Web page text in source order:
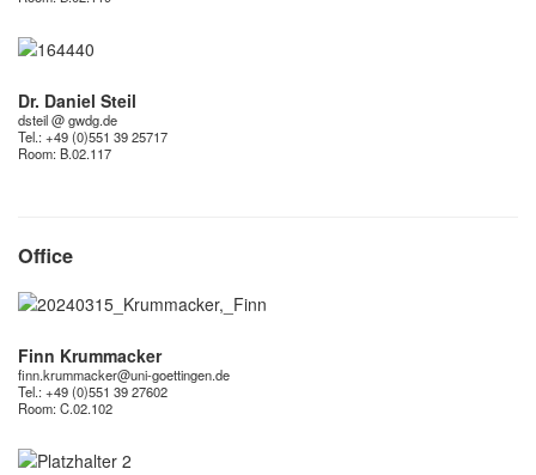
Dr. Daniel Steil
dsteil @ gwdg.de
Tel.: +49 (0)551 39 25717
Room:B.02.117
Office
Finn Krummacker
finn.krummacker@uni-goettingen.de
Tel.: +49 (0)551 39 27602
Room:C.02.102